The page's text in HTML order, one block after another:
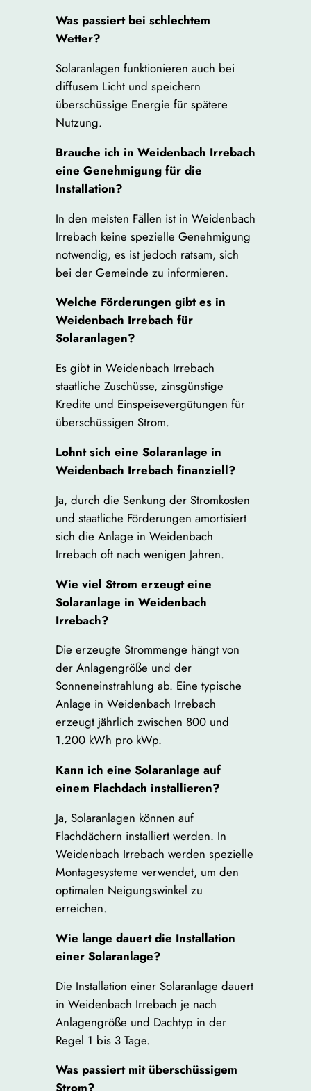
Was passiert bei schlechtem
Wetter?
Solaranlagen funktionieren auch bei
diffusem Licht und speichern
überschüssige Energie für spätere
Nutzung.
Brauche ich in Weidenbach Irrebach
eine Genehmigung für die
Installation?
In den meisten Fällen ist in Weidenbach
Irrebach keine spezielle Genehmigung
notwendig, es ist jedoch ratsam, sich
bei der Gemeinde zu informieren.
Welche Förderungen gibt es in
Weidenbach Irrebach für
Solaranlagen?
Es gibt in Weidenbach Irrebach
staatliche Zuschüsse, zinsgünstige
Kredite und Einspeisevergütungen für
überschüssigen Strom.
Lohnt sich eine Solaranlage in
Weidenbach Irrebach finanziell?
Ja, durch die Senkung der Stromkosten
und staatliche Förderungen amortisiert
sich die Anlage in Weidenbach
Irrebach oft nach wenigen Jahren.
Wie viel Strom erzeugt eine
Solaranlage in Weidenbach
Irrebach?
Die erzeugte Strommenge hängt von
der Anlagengröße und der
Sonneneinstrahlung ab. Eine typische
Anlage in Weidenbach Irrebach
erzeugt jährlich zwischen 800 und
1.200 kWh pro kWp.
Kann ich eine Solaranlage auf
einem Flachdach installieren?
Ja, Solaranlagen können auf
Flachdächern installiert werden. In
Weidenbach Irrebach werden spezielle
Montagesysteme verwendet, um den
optimalen Neigungswinkel zu
erreichen.
Wie lange dauert die Installation
einer Solaranlage?
Die Installation einer Solaranlage dauert
in Weidenbach Irrebach je nach
Anlagengröße und Dachtyp in der
Regel 1 bis 3 Tage.
Was passiert mit überschüssigem